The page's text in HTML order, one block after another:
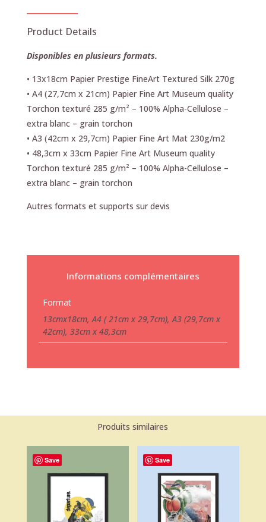
Product Details
Disponibles en plusieurs formats.
• 13x18cm Papier Prestige FineArt Textured Silk 270g
• A4 (27,7cm x 21cm) Papier Fine Art Museum quality
Torchon texturé 285 g/m² – 100% Alpha-Cellulose –
extra blanc – grain torchon
• A3 (42cm x 29,7cm) Papier Fine Art Mat 230g/m2
• 48,3cm x 33cm Papier Fine Art Museum quality
Torchon texturé 285 g/m² – 100% Alpha-Cellulose –
extra blanc – grain torchon
Autres formats et supports sur devis
Informations complémentaires
Format
13cmx18cm, A4 ( 21cm x 29,7cm), A3 (29,7cm x
42cm), 33cm x 48,3cm
Produits similaires
Save Save